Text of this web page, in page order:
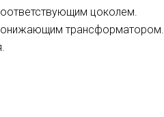
цоколем.
трансформатором.